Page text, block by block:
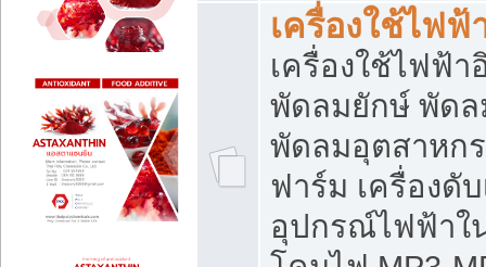
เครื่องใช้ไฟฟ้
เครื่องใช้ไฟฟ้า
พัดลมยักษ์ พัด
พัดลมอุตสาหก
ฟาร์ม เครื่องดั
อุปกรณ์ไฟฟ้าใ